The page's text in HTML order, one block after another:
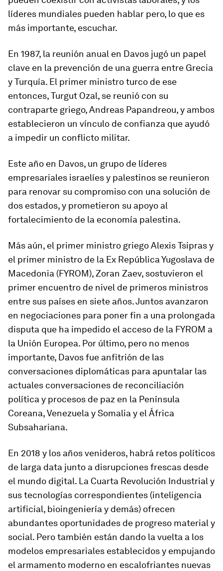
líderes mundiales pueden hablar pero, lo que es
más importante, escuchar.
En 1987, la reunión anual en Davos jugó un papel
clave en la prevención de una guerra entre Grecia
y Turquía. El primer ministro turco de ese
entonces, Turgut Ozal, se reunió con su
contraparte griego, Andreas Papandreou, y ambos
establecieron un vínculo de confianza que ayudó
a impedir un conflicto militar.
Este año en Davos, un grupo de líderes
empresariales israelíes y palestinos se reunieron
para renovar su compromiso con una solución de
dos estados, y prometieron su apoyo al
fortalecimiento de la economía palestina.
Más aún, el primer ministro griego Alexis Tsipras y
el primer ministro de la Ex República Yugoslava de
Macedonia (FYROM), Zoran Zaev, sostuvieron el
primer encuentro de nivel de primeros ministros
entre sus países en siete años. Juntos avanzaron
en negociaciones para poner fin a una prolongada
disputa que ha impedido el acceso de la FYROM a
la Unión Europea. Por último, pero no menos
importante, Davos fue anfitrión de las
conversaciones diplomáticas para apuntalar las
actuales conversaciones de reconciliación
política y procesos de paz en la Península
Coreana, Venezuela y Somalia y el África
Subsahariana.
En 2018 y los años venideros, habrá retos políticos
de larga data junto a disrupciones frescas desde
el mundo digital. La Cuarta Revolución Industrial y
sus tecnologías correspondientes (inteligencia
artificial, bioingeniería y demás) ofrecen
abundantes oportunidades de progreso material y
social. Pero también están dando la vuelta a los
modelos empresariales establecidos y empujando
el armamento moderno en escalofriantes nuevas